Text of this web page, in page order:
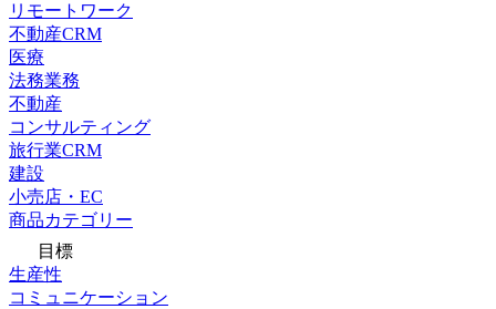
リモートワーク
不動産CRM
医療
法務業務
不動産
コンサルティング
旅行業CRM
建設
小売店・EC
商品カテゴリー
目標
生産性
コミュニケーション